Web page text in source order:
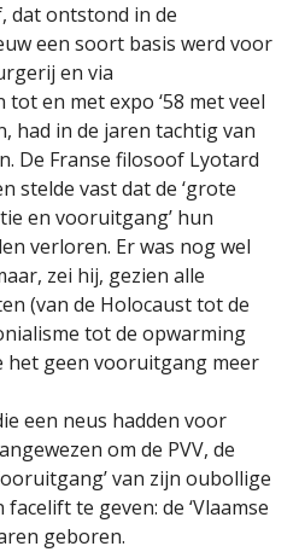
dat ontstond in de
een soort basis werd voor
en via
en met expo ‘58 met veel
had in de jaren tachtig van
De Franse filosoof Lyotard
stelde vast dat de ‘grote
en vooruitgang’ hun
verloren. Er was nog wel
zei hij, gezien alle
(van de Holocaust tot de
tot de opwarming
het geen vooruitgang meer
een neus hadden voor
om de PVV, de
van zijn oubollige
te geven: de ‘Vlaamse
geboren.